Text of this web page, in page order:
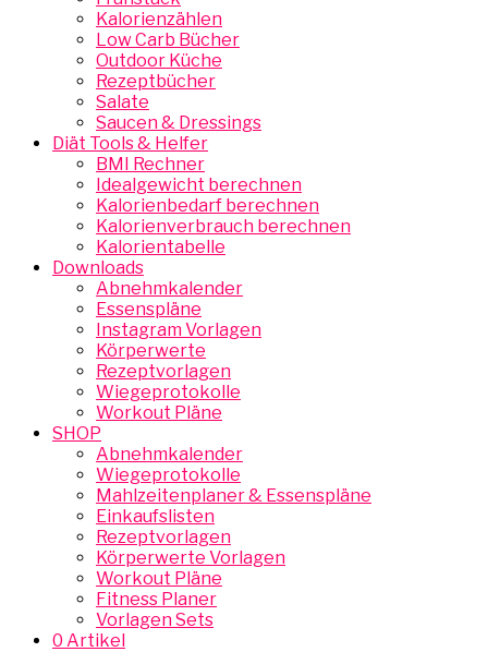
Kalorienzählen
Low Carb Bücher
Outdoor Küche
Rezeptbücher
Salate
Saucen & Dressings
Diät Tools & Helfer
BMI Rechner
Idealgewicht berechnen
Kalorienbedarf berechnen
Kalorienverbrauch berechnen
Kalorientabelle
Downloads
Abnehmkalender
Essenspläne
Instagram Vorlagen
Körperwerte
Rezeptvorlagen
Wiegeprotokolle
Workout Pläne
SHOP
Abnehmkalender
Wiegeprotokolle
Mahlzeitenplaner & Essenspläne
Einkaufslisten
Rezeptvorlagen
Körperwerte Vorlagen
Workout Pläne
Fitness Planer
Vorlagen Sets
0 Artikel